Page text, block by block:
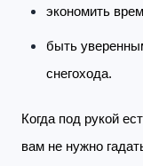
экономить
быть
снегохода.
Когда под рукой
вам не нужно